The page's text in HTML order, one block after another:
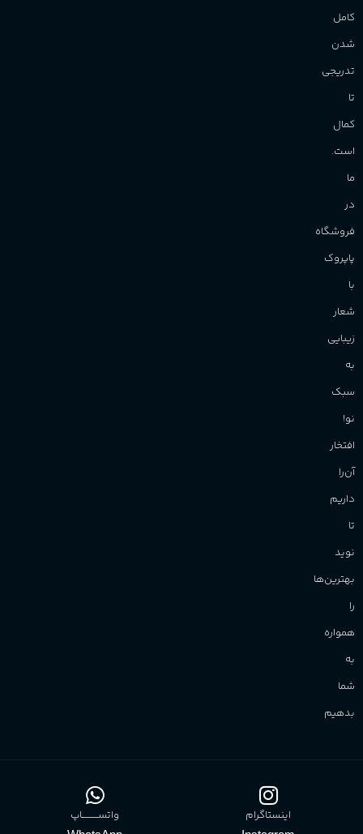
کامل
شدن
تدریجی
تا
کمال
است.
ما
در
فروشگاه
پاپروک
با
شعار
زیبایی
به
سبک
نو!
افتخار
آن‌را
داریم
تا
نوید
بهترین‌ها
را
همواره
به
شما
بدهیم
اینستاگرام واتســــــــــاپ